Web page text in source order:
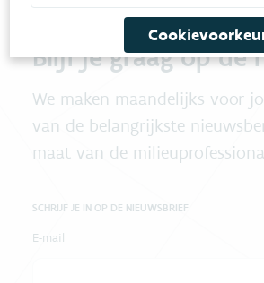
Blijf je graag op de
We maken maandelijks voor
van de belangrijkste
maat van de
SCHRIJF JE IN OP DE NIEUWSBRIEF
E-mail